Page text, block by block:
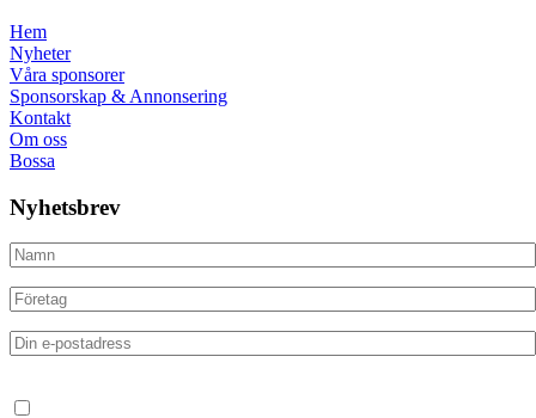
Hem
Nyheter
Våra sponsorer
Sponsorskap & Annonsering
Kontakt
Om oss
Bossa
Nyhetsbrev